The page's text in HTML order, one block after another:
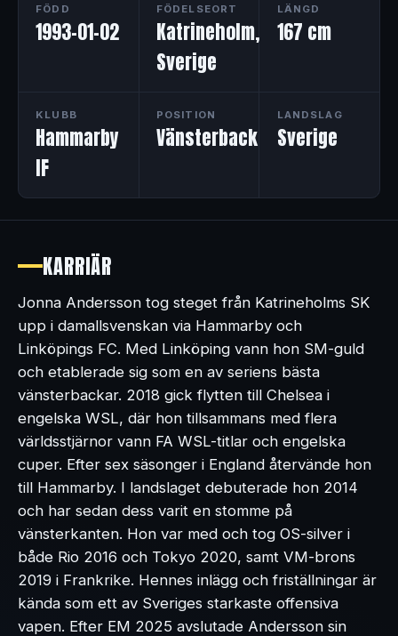
FÖDD
1993-01-02
FÖDELSEORT
Katrineholm,
Sverige
LÄNGD
167 cm
KLUBB
Hammarby
IF
POSITION
Vänsterback
LANDSLAG
Sverige
KARRIÄR
Jonna Andersson tog steget från Katrineholms SK
upp i damallsvenskan via Hammarby och
Linköpings FC. Med Linköping vann hon SM-guld
och etablerade sig som en av seriens bästa
vänsterbackar. 2018 gick flytten till Chelsea i
engelska WSL, där hon tillsammans med flera
världsstjärnor vann FA WSL-titlar och engelska
cuper. Efter sex säsonger i England återvände hon
till Hammarby. I landslaget debuterade hon 2014
och har sedan dess varit en stomme på
vänsterkanten. Hon var med och tog OS-silver i
både Rio 2016 och Tokyo 2020, samt VM-brons
2019 i Frankrike. Hennes inlägg och friställningar är
kända som ett av Sveriges starkaste offensiva
vapen. Efter EM 2025 avslutade Andersson sin